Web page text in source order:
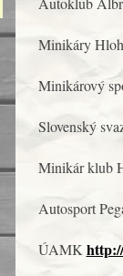
Minikáry
Minikárový
Slovenský
Minikár klub
Autosport
ÚAMK